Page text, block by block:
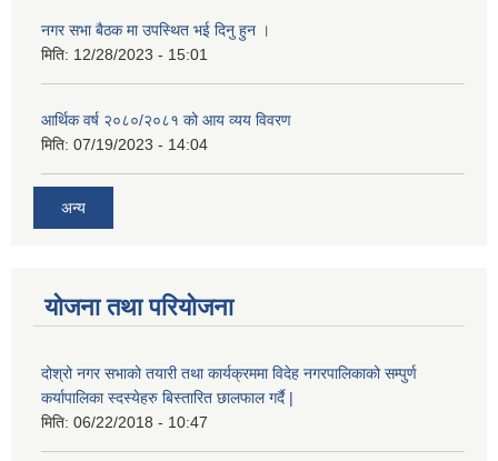
नगर सभा बैठक मा उपस्थित भई दिनु हुन ।
मिति: 12/28/2023 - 15:01
आर्थिक वर्ष २०८०/२०८१ को आय व्यय विवरण
मिति: 07/19/2023 - 14:04
अन्य
योजना तथा परियोजना
दोश्रो नगर सभाको तयारी तथा कार्यक्रममा विदेह नगरपालिकाको सम्पुर्ण
कर्यापालिका स्दस्येहरु बिस्तारित छालफाल गर्दै |
मिति: 06/22/2018 - 10:47